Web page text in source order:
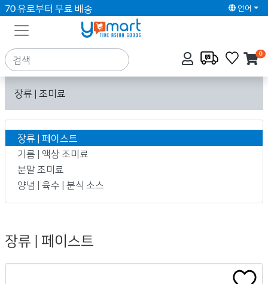
70 유로부터 무료 배송 언어
0
장류 | 조미료
장류 | 페이스트
기름 | 액상 조미료
분말 조미료
양념 | 육수 | 분식 소스
장류 | 페이스트